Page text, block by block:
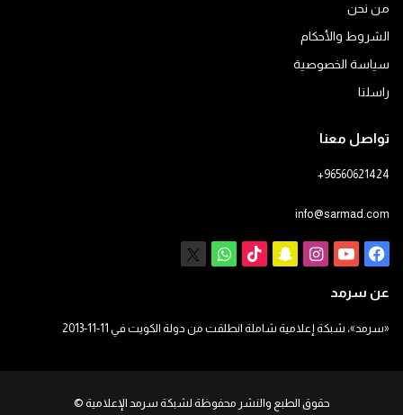
من نحن
الشروط والأحكام
سياسة الخصوصية
راسلنا
تواصل معنا
+96560621424
info@sarmad.com
فيسبوكيوتيوبانستقرام
سناب ‫TikTokواتساب
عن سرمد
«سرمد»، شبكة إعلامية شاملة انطلقت من دولة الكويت في 11-11-2013
حقوق الطبع والنشر محفوظة لشبكة سرمد الإعلامية ©